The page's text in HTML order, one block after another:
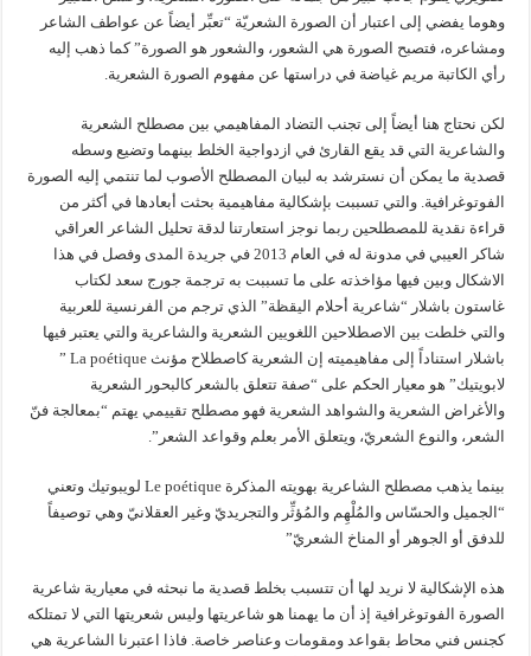
وهوما يفضي إلى اعتبار أن الصورة الشعريّة “تعبِّر أيضاً عن عواطف الشاعر
ومشاعره، فتصبح الصورة هي الشعور، والشعور هو الصورة” كما ذهب إليه
رأي الكاتبة مريم غياضة في دراستها عن مفهوم الصورة الشعرية.
لكن نحتاج هنا أيضاً إلى تجنب التضاد المفاهيمي بين مصطلح الشعرية
والشاعرية التي قد يقع القارئ في ازدواجية الخلط بينهما وتضيع وسطه
قصدية ما يمكن أن نسترشد به لبيان المصطلح الأصوب لما تنتمي إليه الصورة
الفوتوغرافية. والتي تسببت بإشكالية مفاهيمية بحثت أبعادها في أكثر من
قراءة نقدية للمصطلحين ربما نوجز استعارتنا لدقة تحليل الشاعر العراقي
شاكر العيبي في مدونة له في العام 2013 في جريدة المدى وفصل في هذا
الاشكال وبين فيها مؤاخذته على ما تسببت به ترجمة جورج سعد لكتاب
غاستون باشلار “شاعرية أحلام اليقظة” الذي ترجم من الفرنسية للعربية
والتي خلطت بين الاصطلاحين اللغويين الشعرية والشاعرية والتي يعتبر فيها
باشلار استناداً إلى مفاهيميته إن الشعرية كاصطلاح مؤنث La poétique ”
لابويتيك” هو معيار الحكم على “صفة تتعلق بالشعر كالبحور الشعرية
والأغراض الشعرية والشواهد الشعرية فهو مصطلح تقييمي يهتم “بمعالجة فنّ
الشعر، والنوع الشعريّ، ويتعلق الأمر بعلم وقواعد الشعر”.
بينما يذهب مصطلح الشاعرية بهويته المذكرة Le poétique لويبوتيك وتعني
“الجميل والحسّاس والمُلْهِم والمُؤثِّر والتجريديّ وغير العقلانيّ وهي توصيفاً
للدفق أو الجوهر أو المناخ الشعريّ”
هذه الإشكالية لا نريد لها أن تتسبب بخلط قصدية ما نبحثه في معيارية شاعرية
الصورة الفوتوغرافية إذ أن ما يهمنا هو شاعريتها وليس شعريتها التي لا تمتلكه
كجنس فني محاط بقواعد ومقومات وعناصر خاصة. فاذا اعتبرنا الشاعرية هي